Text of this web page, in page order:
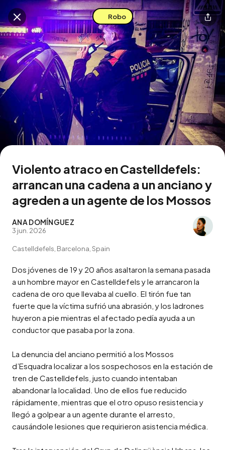
Descarga la app
Buscar en esta zona
Robo
Violento atraco en Castelldefels:
arrancan una cadena a un anciano y
agreden a un agente de los Mossos
ANA DOMÍNGUEZ
3 jun. 2026
Castelldefels, Barcelona, Spain
Dos jóvenes de 19 y 20 años asaltaron la semana pasada
a un hombre mayor en Castelldefels y le arrancaron la
cadena de oro que llevaba al cuello. El tirón fue tan
fuerte que la víctima sufrió una abrasión, y los ladrones
huyeron a pie mientras el afectado pedía ayuda a un
conductor que pasaba por la zona.
La denuncia del anciano permitió a los Mossos
d’Esquadra localizar a los sospechosos en la estación de
tren de Castelldefels, justo cuando intentaban
abandonar la localidad. Uno de ellos fue reducido
rápidamente, mientras que el otro opuso resistencia y
llegó a golpear a un agente durante el arresto,
causándole lesiones que requirieron asistencia médica.